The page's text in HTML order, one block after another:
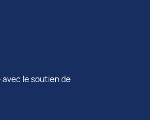
le soutien de